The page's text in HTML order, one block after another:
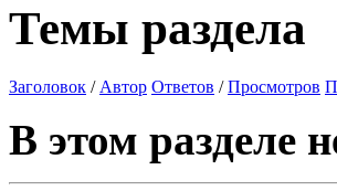
Темы раздела
Заголовок / Автор Ответов /Просмотров
В этом разделе